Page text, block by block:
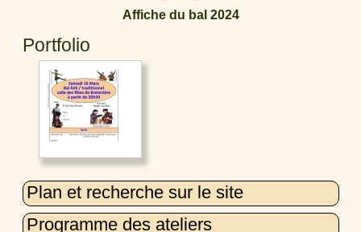
Affiche du bal 2024
Portfolio
Plan et recherche sur le site
Programme des ateliers